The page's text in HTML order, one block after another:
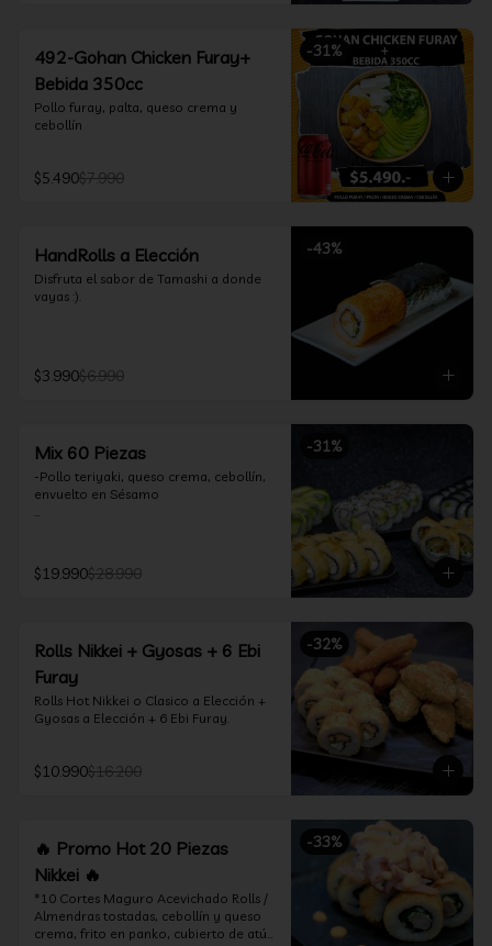
-31%
492-Gohan Chicken Furay+
Bebida 350cc
Pollo furay, palta, queso crema y
cebollín
$5.490$7.990
-43%
HandRolls a Elección
Disfruta el sabor de Tamashi a donde
vayas :).
$3.990$6.990
-31%
Mix 60 Piezas
-Pollo teriyaki, queso crema, cebollín,
envuelto en Sésamo
-Camarón furay, queso crema,
frito en tempura.
-Kanikama, queso crema, envuelto en
nori (hosomaki)
$19.990$28.990
-32%
Rolls Nikkei + Gyosas + 6 Ebi
Furay
Rolls Hot Nikkei o Clasico a Elección +
Gyosas a Elección + 6 Ebi Furay.
$10.990$16.200
-33%
🔥 Promo Hot 20 Piezas
Nikkei 🔥
*10 Cortes Maguro Acevichado Rolls /
Almendras tostadas, cebollín y queso
crema, frito en panko, cubierto de atún